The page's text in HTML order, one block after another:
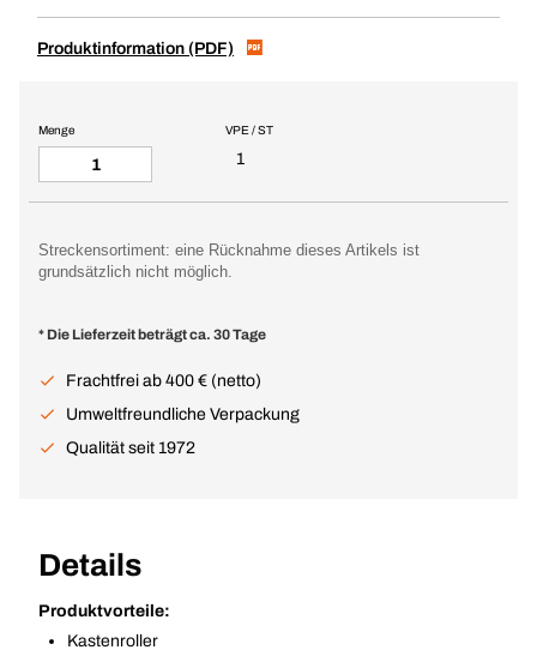
Produktinformation (PDF)
VPE / ST
1
Menge
Streckensortiment: eine Rücknahme dieses Artikels ist
grundsätzlich nicht möglich.
* Die Lieferzeit beträgt ca. 30 Tage
Frachtfrei ab 400 € (netto)
Umweltfreundliche Verpackung
Qualität seit 1972
Details
Produktvorteile:
Kastenroller